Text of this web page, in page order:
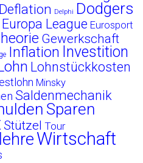
Deflation Delphi Dodgers
Europa League Eurosport
Gewerkschaft
Inflation Investition
Lohnstückkosten
Minsky
Saldenmechanik
Sparen
Stützel Tour
Wirtschaft